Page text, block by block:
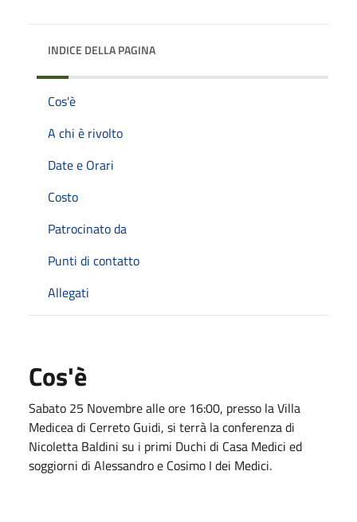
INDICE DELLA PAGINA
Cos'è
A chi è rivolto
Date e Orari
Costo
Patrocinato da
Punti di contatto
Allegati
Cos'è
Sabato 25 Novembre alle ore 16:00, presso la Villa
Medicea di Cerreto Guidi, si terrà la conferenza di
Nicoletta Baldini su i primi Duchi di Casa Medici ed
soggiorni di Alessandro e Cosimo I dei Medici.